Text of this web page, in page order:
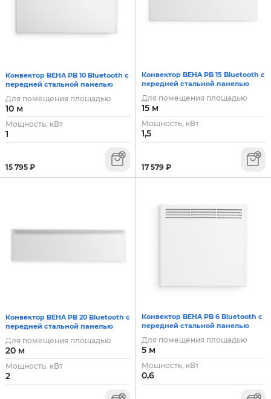
Конвектор BEHA PB 10 Bluetooth с
передней стальной панелью
Для помещения площадью
10 м
Мощность, кВт
1
15 795 ₽
Конвектор BEHA PB 15 Bluetooth с
передней стальной панелью
Для помещения площадью
15 м
Мощность, кВт
1,5
17 579 ₽
Конвектор BEHA PB 20 Bluetooth с
передней стальной панелью
Для помещения площадью
20 м
Мощность, кВт
2
Конвектор BEHA PB 6 Bluetooth с
передней стальной панелью
Для помещения площадью
5 м
Мощность, кВт
0,6